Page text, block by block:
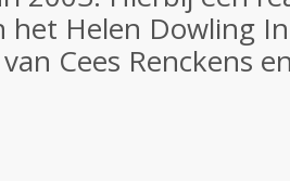
het Helen Dowling
Cees Renckens